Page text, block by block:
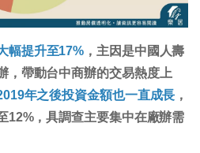
幅提升至17% ，主因是中國人壽
，帶動台中商辦的交易熱度上
年之後投資金額也一直成長 ，
12%，具調查主要集中在廠辦需